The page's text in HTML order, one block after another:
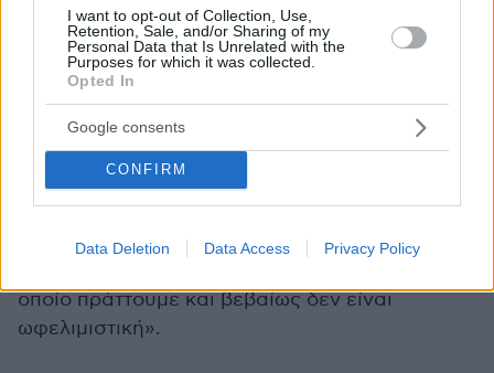
I want to opt-out of Collection, Use,
Retention, Sale, and/or Sharing of my
Personal Data that Is Unrelated with the
Purposes for which it was collected.
Opted In
Google consents
CONFIRM
Data Deletion Data Access Privacy Policy
-Η τρίτη αξιωματική μας θέση, ανέφερε, είναι η
διπλωματία αρχών. «Η εξωτερική μας πολιτική
δεν είναι μία πολιτική η οποία είναι
συγκυριακή. Εμείς δεν θα επηρεαστούμε σε
ό,τι αφορά τη βάση της εξωτερικής μας
πολιτικής από ένα γεγονός το οποίο θα έρθει,
απρόβλεπτο. Είναι μια εξωτερική πολιτική, η
οποία δεν είναι συναλλακτική. Εμείς δεν θα
μπούμε σε μία λογική να ανταλλάξουμε αγαθά
οποίο πράττουμε και βεβαίως δεν είναι
ωφελιμιστική».